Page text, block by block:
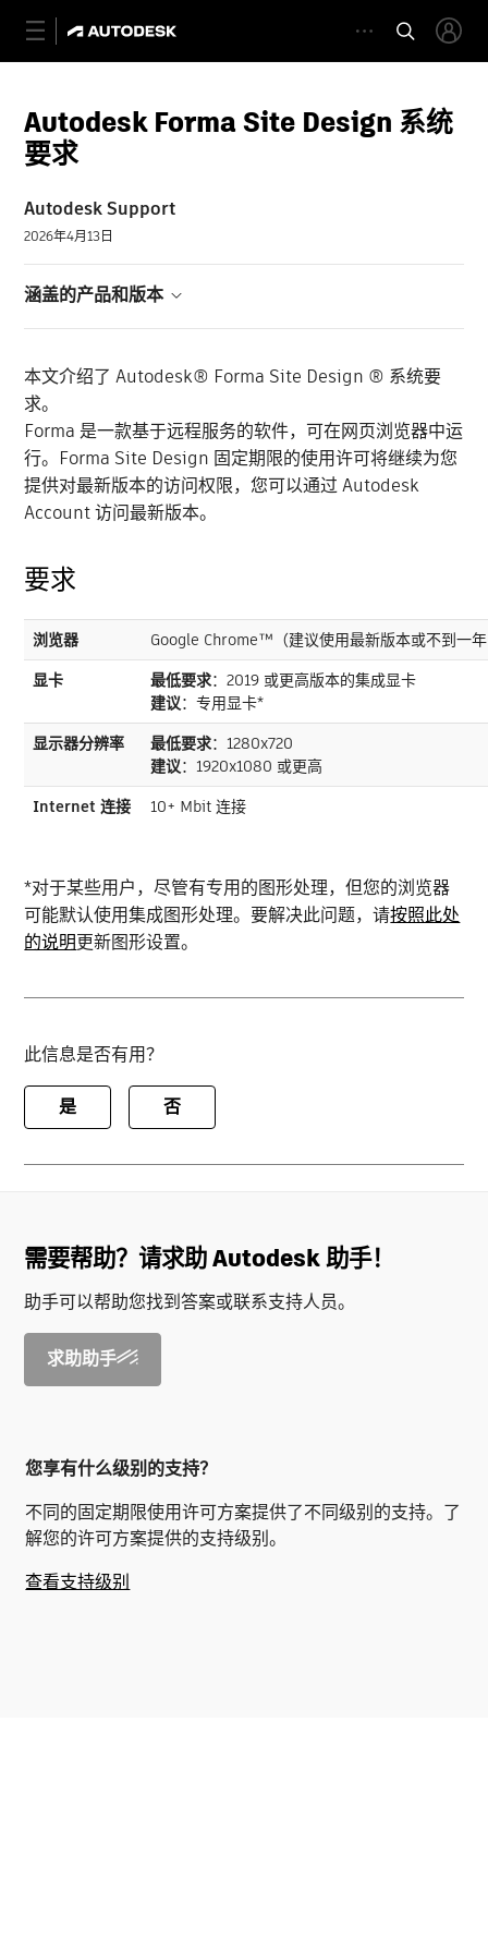
Autodesk Forma Site Design 系统
要求
Autodesk Support
2026年4月13日
涵盖的产品和版本
本文介绍了 Autodesk® Forma Site Design ® 系统要
求。
Forma 是一款基于远程服务的软件，可在网页浏览器中运
行。Forma Site Design 固定期限的使用许可将继续为您
提供对最新版本的访问权限，您可以通过 Autodesk
Account 访问最新版本。
要求
浏览器
Google Chrome™（建议使用最新版本或不到一
显卡
最低要求：2019 或更高版本的集成显卡
建议：专用显卡*
显示器分辨率
最低要求：1280x720
建议：1920x1080 或更高
Internet 连接
10+ Mbit 连接
*对于某些用户，尽管有专用的图形处理，但您的浏览器
可能默认使用集成图形处理。要解决此问题，请按照此处
的说明更新图形设置。
此信息是否有用？
是 否
需要帮助？请求助 Autodesk 助手！
助手可以帮助您找到答案或联系支持人员。
求助助手
您享有什么级别的支持？
不同的固定期限使用许可方案提供了不同级别的支持。了
解您的许可方案提供的支持级别。
查看支持级别